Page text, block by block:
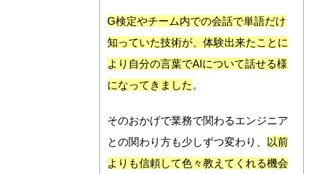
G検定やチーム内での会話で単語だけ
知っていた技術が、体験出来たことに
より自分の言葉でAIについて話せる様
になってきました 。
そのおかげで業務で関わるエンジニア
との関わり方も少しずつ変わり、
以前
よりも信頼して色々教えてくれる機会